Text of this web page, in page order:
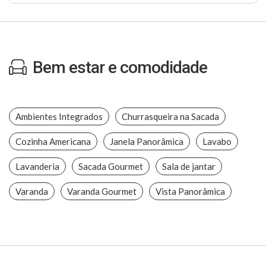
Bem estar e comodidade
Ambientes Integrados Churrasqueira na Sacada
Cozinha Americana Janela Panorâmica Lavabo
Lavanderia Sacada Gourmet Sala de jantar
Varanda Varanda Gourmet Vista Panorâmica